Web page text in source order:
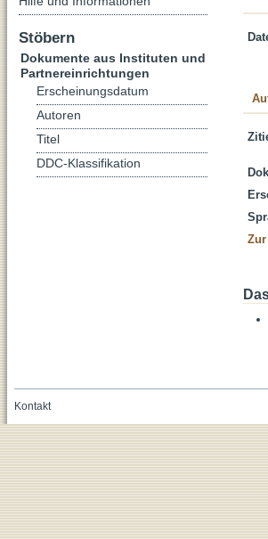
Stöbern
Dokumente aus Instituten und
Partnereinrichtungen
Erscheinungsdatum
Autoren
Titel
DDC-Klassifikation
Kontakt